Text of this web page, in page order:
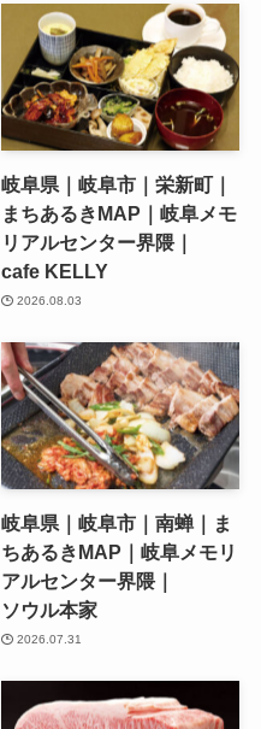
岐阜県｜岐阜市｜栄新町｜
まちあるきMAP｜岐阜メモ
リアルセンター界隈｜
cafe KELLY
2026.08.03
岐阜県｜岐阜市｜南蝉｜ま
ちあるきMAP｜岐阜メモリ
アルセンター界隈｜
ソウル本家
2026.07.31